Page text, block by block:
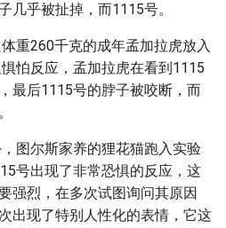
几乎被扯掉，而1115号。
重260千克的成年孟加拉虎放入
怕反应，孟加拉虎在看到1115
最后1115号的脖子被咬断，而
图尔斯家养的狸花猫跑入实验
号出现了非常恐惧的反应，这
强烈，在多次试图询问其原因
出现了特别人性化的表情，它这